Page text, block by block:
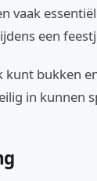
vaak
een
kunt bukken
in kunnen